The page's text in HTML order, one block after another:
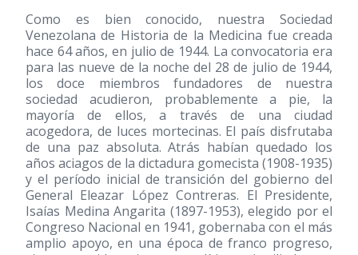
Como es bien conocido, nuestra Sociedad
Venezolana de Historia de la Medicina fue creada
hace 64 años, en julio de 1944. La convocatoria era
para las nueve de la noche del 28 de julio de 1944,
los doce miembros fundadores de nuestra
sociedad acudieron, probablemente a pie, la
mayoría de ellos, a través de una ciudad
acogedora, de luces mortecinas. El país disfrutaba
de una paz absoluta. Atrás habían quedado los
años aciagos de la dictadura gomecista (1908-1935)
y el período inicial de transición del gobierno del
General Eleazar López Contreras. El Presidente,
Isaías Medina Angarita (1897-1953), elegido por el
Congreso Nacional en 1941, gobernaba con el más
amplio apoyo, en una época de franco progreso,